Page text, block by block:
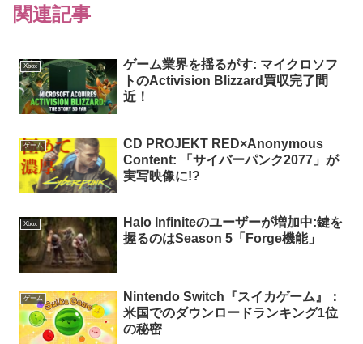
関連記事
Xbox
ゲーム業界を揺るがす: マイクロソフ
トのActivision Blizzard買収完了間
近！
ゲーム
CD PROJEKT RED×Anonymous
Content: 「サイバーパンク2077」が
実写映像に!?
Xbox
Halo Infiniteのユーザーが増加中:鍵を
握るのはSeason 5「Forge機能」
ゲーム
Nintendo Switch『スイカゲーム』：
米国でのダウンロードランキング1位
の秘密